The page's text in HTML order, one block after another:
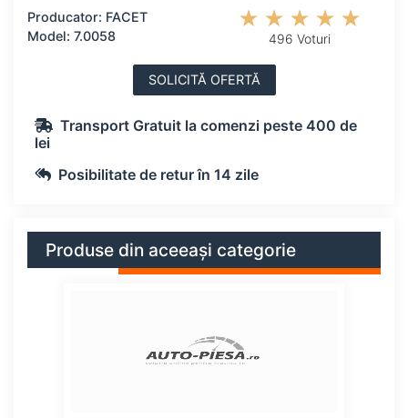
Producator: FACET
Model: 7.0058
496 Voturi
SOLICITĂ OFERTĂ
Transport Gratuit la comenzi peste 400 de
lei
Posibilitate de retur în 14 zile
Produse din aceeași categorie